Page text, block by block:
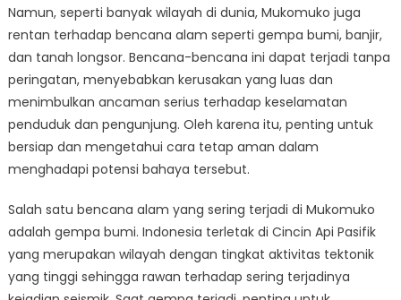
Selamat
dari
Bencana
Alam
Namun, seperti banyak wilayah di dunia, Mukomuko juga
rentan terhadap bencana alam seperti gempa bumi, banjir,
dan tanah longsor. Bencana-bencana ini dapat terjadi tanpa
peringatan, menyebabkan kerusakan yang luas dan
menimbulkan ancaman serius terhadap keselamatan
penduduk dan pengunjung. Oleh karena itu, penting untuk
bersiap dan mengetahui cara tetap aman dalam
menghadapi potensi bahaya tersebut.
Salah satu bencana alam yang sering terjadi di Mukomuko
adalah gempa bumi. Indonesia terletak di Cincin Api Pasifik
yang merupakan wilayah dengan tingkat aktivitas tektonik
yang tinggi sehingga rawan terhadap sering terjadinya